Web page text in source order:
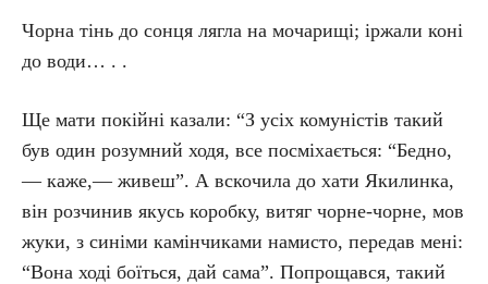
Чорна тінь до сонця лягла на мочарищі; іржали коні
до води… . .
Ще мати покійні казали: “З усіх комуністів такий
був один розумний ходя, все посміхається: “Бедно,
— каже,— живеш”. А вскочила до хати Якилинка,
він розчинив якусь коробку, витяг чорне-чорне, мов
жуки, з синіми камінчиками намисто, передав мені:
“Вона ході боїться, дай сама”. Попрощався, такий